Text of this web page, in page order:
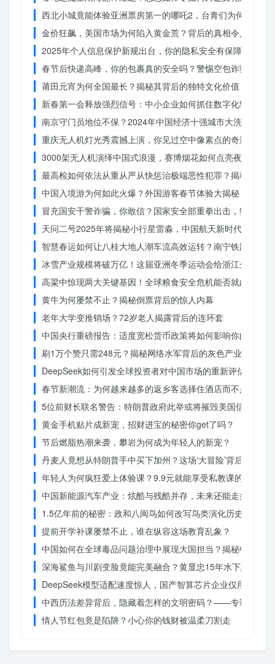
西北小城竟能体验亚洲票房第一的哪吒2，台青们为何如此惊
金价狂飙，美国市场为何陷入黄金荒？背后的真相令人
2025年个人信息保护新规出台，你的隐私安全有保障了吗？
春节后快递高峰，你的包裹真的安全吗？警惕空包诈骗
莆田元宵为何全国最长？揭秘其背后的独特文化价值
新春第一会释放强烈信号：中小企业如何抓住数字化转型的
南京守门员地位不保？2024年中国经济十强城市大洗牌
重庆无人机灯光秀震撼上演，你见过空中像素点的奇迹吗？
3000架无人机演绎中国式浪漫，赛博烟花如何点亮夜空？
最高检如何依法从重从严从快惩治极端恶性犯罪？揭秘重大
中国入境游为何如此火爆？外国游客春节体验大揭秘
冒充国安干警诈骗，你敢信？国家安全部重拳出击，犯罪团
天问二号2025年将揭秘小行星雷淼，中国航天新时代即将开
智慧春运如何让八桂大地人潮车流高效运转？南宁铁路枢纽
冰雪产业规模将破万亿！这届亚洲冬季运动会给浙江企业带
高粱中惊现两大关键基因！全球粮食安全危机能否就此终结？
黄牛为何屡禁不止？揭秘倒票背后的惊人内幕
老年大学变推销场？72岁老人揭露背后的连环套
中国央行重磅报告：适度宽松货币政策将如何影响你的消费？
刷1万个赞只需248元？揭秘网络水军背后的灰色产业链
DeepSeek如何引发全球投资者对中国市场的重新评估？
春节新潮流：为何越来越多的返乡客选择住酒店而不是家里？
5位前财长联名警告：特朗普政府此举或将摧毁美国信誉？
黄金手机贴片成新宠，招财进宝的秘密你get了吗？
节后燃脂热潮来袭，攀岩为何成为年轻人的新宠？
丹麦人竟想从特朗普手中买下加州？这场‘大冒险’背后藏着什
年轻人为何疯狂爱上体验课？9.9元就能享受私教课的秘密
中国新能源汽车产业：炫酷与残酷并存，未来还能走多远？
1.5亿年前的秘密：政和八闽鸟如何改写鸟类演化历史？
提前开学补课屡禁不止，谁在纵容这场教育乱象？
中国如何在全球毒品问题治理中展现大国担当？揭秘中国方
深海鲨鱼与川剧变脸竟能完美融合？黄显忠15年水下默剧惊
DeepSeek模型适配速度惊人，国产智算芯片企业仅用一周
中西历法差异背后，隐藏着怎样的文明密码？——专访南京
情人节红包竟是陷阱？小心你的钱财被温柔刀割走